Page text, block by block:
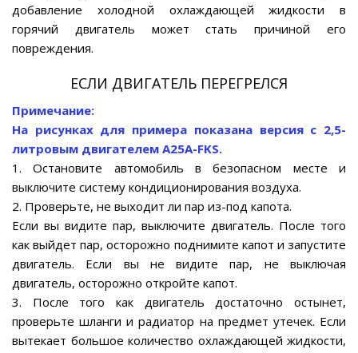
добавление холодной охлаждающей жидкости в
горячий двигатель может стать причиной его
повреждения.
ЕСЛИ ДВИГАТЕЛЬ ПЕРЕГРЕЛСЯ
Примечание:
На рисунках для примера показана версия с 2,5-
литровым двигателем A25A-FKS.
1. Остановите автомобиль в безопасном месте и
выключите систему кондиционирования воздуха.
2. Проверьте, не выходит ли пар из-под капота.
Если вы видите пар, выключите двигатель. После того
как выйдет пар, осторожно поднимите капот и запустите
двигатель. Если вы не видите пар, не выключая
двигатель, осторожно откройте капот.
3. После того как двигатель достаточно остынет,
проверьте шланги и радиатор на предмет утечек. Если
вытекает большое количество охлаждающей жидкости,